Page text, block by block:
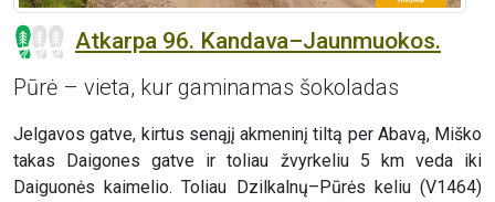
Atkarpa 96. Kandava–Jaunmuokos.
Pūrė – vieta, kur gaminamas šokoladas
Jelgavos gatve, kirtus senąjį akmeninį tiltą per Abavą, Miško
takas Daigones gatve ir toliau žvyrkeliu 5 km veda iki
Daiguonės kaimelio. Toliau Dzilkalnų–Pūrės keliu (V1464)